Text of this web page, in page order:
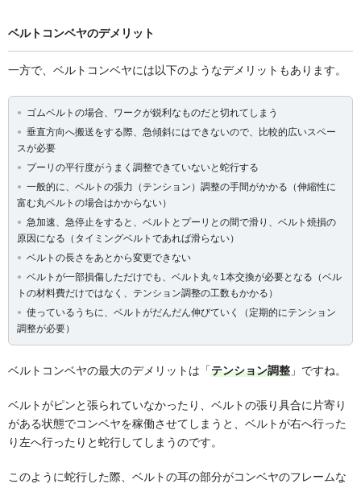
ベルトコンベヤのデメリット
一方で、ベルトコンベヤには以下のようなデメリットもあります。
ゴムベルトの場合、ワークが鋭利なものだと切れてしまう
垂直方向へ搬送をする際、急傾斜にはできないので、比較的広いスペー
スが必要
プーリの平行度がうまく調整できていないと蛇行する
一般的に、ベルトの張力（テンション）調整の手間がかかる（伸縮性に
富む丸ベルトの場合はかからない）
急加速、急停止をすると、ベルトとプーリとの間で滑り、ベルト焼損の
原因になる（タイミングベルトであれば滑らない）
ベルトの長さをあとから変更できない
ベルトが一部損傷しただけでも、ベルト丸々1本交換が必要となる（ベル
トの材料費だけではなく、テンション調整の工数もかかる）
使っているうちに、ベルトがだんだん伸びていく（定期的にテンション
調整が必要）
ベルトコンベヤの最大のデメリットは「テンション調整 」ですね。
ベルトがピンと張られていなかったり、ベルトの張り具合に片寄り
がある状態でコンベヤを稼働させてしまうと、ベルトが右へ行った
り左へ行ったりと蛇行してしまうのです。
このように蛇行した際、ベルトの耳の部分がコンベヤのフレームな